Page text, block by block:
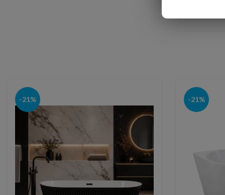
-21% -21%